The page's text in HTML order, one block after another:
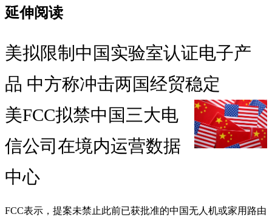
延伸阅读
美拟限制中国实验室认证电子产
品 中方称冲击两国经贸稳定
美FCC拟禁中国三大电
信公司在境内运营数据
中心
FCC表示，提案未禁止此前已获批准的中国无人机或家用路由